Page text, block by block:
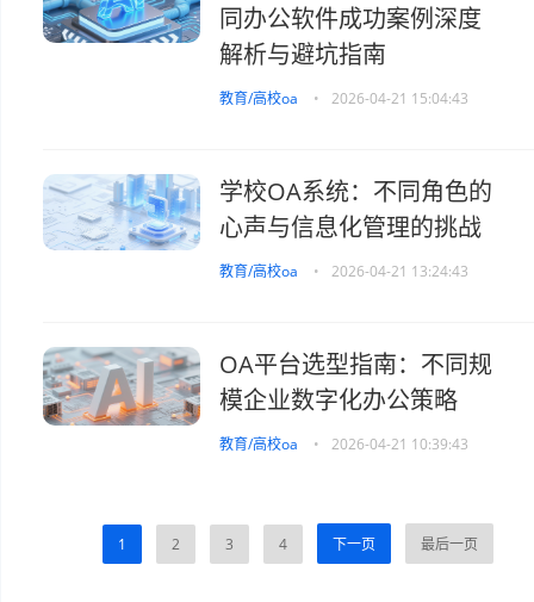
同办公软件成功案例深度
解析与避坑指南
教育/高校oa • 2026-04-21 15:04:43
学校OA系统：不同角色的
心声与信息化管理的挑战
教育/高校oa • 2026-04-21 13:24:43
OA平台选型指南：不同规
模企业数字化办公策略
教育/高校oa • 2026-04-21 10:39:43
1 2 3 4 下一页 最后一页